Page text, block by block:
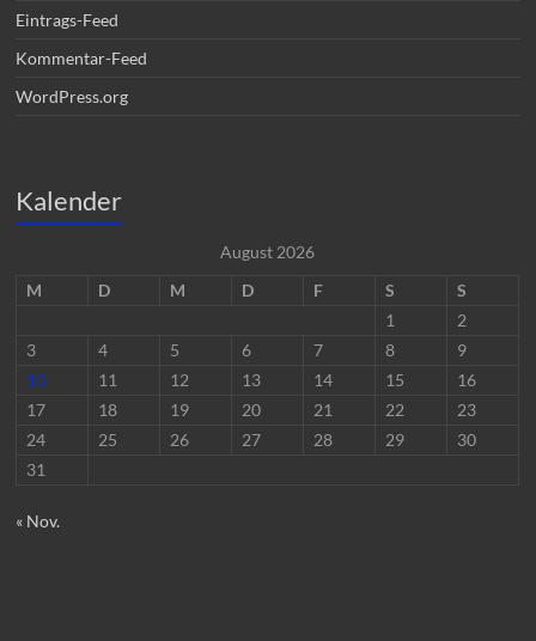
Eintrags-Feed
Kommentar-Feed
WordPress.org
Kalender
August 2026
M
D M D F S
S
1
2
3
4 5 6 7 8
9
10
11 12 13 14 15
16
17
18 19 20 21 22
23
24
25 26 27 28 29
30
31
« Nov.